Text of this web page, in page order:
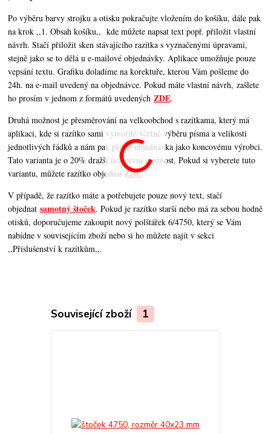
Po výběru barvy strojku a otisku pokračujte vložením do košíku, dále pak
na krok ,,1. Obsah košíku,, kde můžete napsat text popř. přiložit vlastní
návrh. Stačí přiložit sken stávajícího razítka s vyznačenými úpravami,
stejně jako se to dělá u e-mailové objednávky. Aplikace umožňuje pouze
vepsání textu. Grafiku doladíme na korektuře, kterou Vám pošleme do
24h. na e-mail uvedený na objednávce. Pokud máte vlastní návrh, zašlete
ho prosím v jednom z formátů uvedenýchZDE.
Druhá možnost je přesměrování na velkoobchod s razítkama, který má
aplikaci, kde si razítko sami vytvoříte včetně výběru písma a velikosti
jednotlivých řádků a nám pak přijde objednávka jako koncovému výrobci.
Tato varianta je o 20% dražší než první možnost. Pokud si vyberete tuto
variantu, můžete razítko objednat ZDE.
V případě, že razítko máte a potřebujete pouze nový text, stačí
objednatsamotný štoček. Pokud je razítko starší nebo má za sebou hodně
otisků, doporučujeme zakoupit nový polštářek 6/4750, který se Vám
nabídne v souvisejícím zboží nebo si ho můžete najít v sekci
,,Příslušenství k razítkům,,.
Související zboží 1